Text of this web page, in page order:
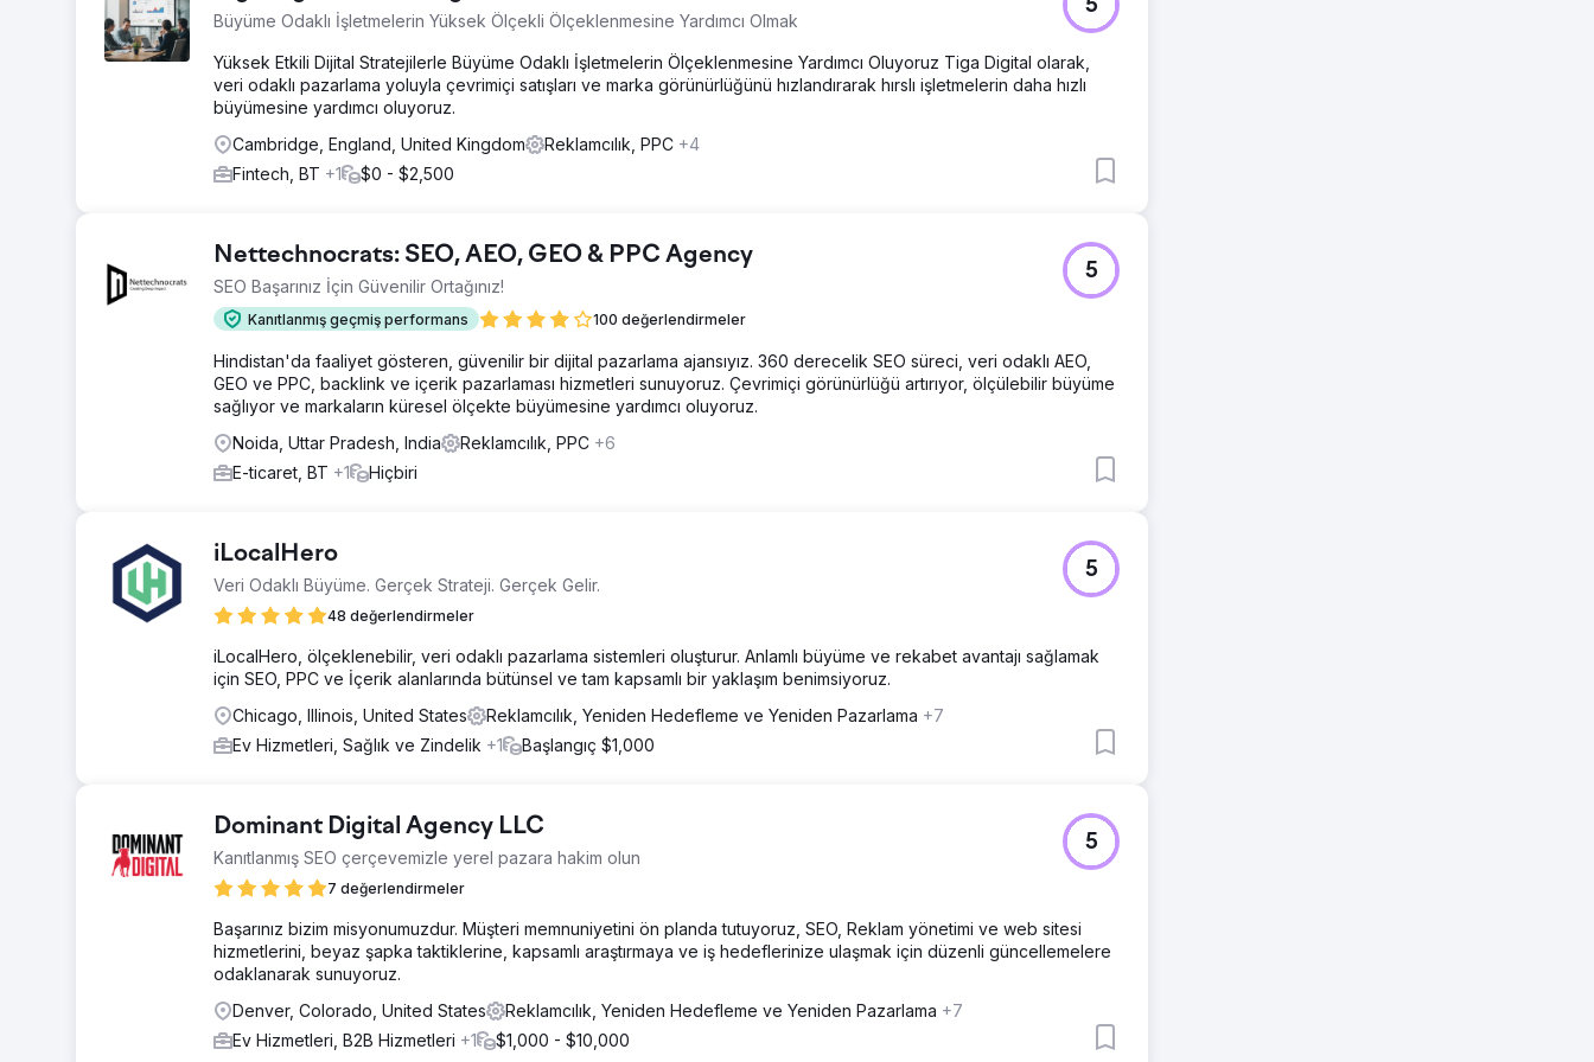
Büyüme Odaklı İşletmelerin Yüksek Ölçekli Ölçeklenmesine Yardımcı Olmak
5
Yüksek Etkili Dijital Stratejilerle Büyüme Odaklı İşletmelerin Ölçeklenmesine Yardımcı Oluyoruz Tiga Digital olarak,
veri odaklı pazarlama yoluyla çevrimiçi satışları ve marka görünürlüğünü hızlandırarak hırslı işletmelerin daha hızlı
büyümesine yardımcı oluyoruz.
Cambridge, England, United Kingdom
Reklamcılık, PPC +4
Fintech, BT +1 $0 - $2,500
Nettechnocrats: SEO, AEO, GEO & PPC Agency
SEO Başarınız İçin Güvenilir Ortağınız!
Kanıtlanmış geçmiş performans 100 değerlendirmeler
5
Hindistan'da faaliyet gösteren, güvenilir bir dijital pazarlama ajansıyız. 360 derecelik SEO süreci, veri odaklı AEO,
GEO ve PPC, backlink ve içerik pazarlaması hizmetleri sunuyoruz. Çevrimiçi görünürlüğü artırıyor, ölçülebilir büyüme
sağlıyor ve markaların küresel ölçekte büyümesine yardımcı oluyoruz.
Noida, Uttar Pradesh, India
Reklamcılık, PPC +6
E-ticaret, BT +1 Hiçbiri
iLocalHero
Veri Odaklı Büyüme. Gerçek Strateji. Gerçek Gelir.
48 değerlendirmeler
5
iLocalHero, ölçeklenebilir, veri odaklı pazarlama sistemleri oluşturur. Anlamlı büyüme ve rekabet avantajı sağlamak
için SEO, PPC ve İçerik alanlarında bütünsel ve tam kapsamlı bir yaklaşım benimsiyoruz.
Chicago, Illinois, United States
Reklamcılık, Yeniden Hedefleme ve Yeniden Pazarlama +7
Ev Hizmetleri, Sağlık ve Zindelik +1 Başlangıç $1,000
Dominant Digital Agency LLC
Kanıtlanmış SEO çerçevemizle yerel pazara hakim olun
7 değerlendirmeler
5
Başarınız bizim misyonumuzdur. Müşteri memnuniyetini ön planda tutuyoruz, SEO, Reklam yönetimi ve web sitesi
hizmetlerini, beyaz şapka taktiklerine, kapsamlı araştırmaya ve iş hedeflerinize ulaşmak için düzenli güncellemelere
odaklanarak sunuyoruz.
Denver, Colorado, United States
Reklamcılık, Yeniden Hedefleme ve Yeniden Pazarlama +7
Ev Hizmetleri, B2B Hizmetleri +1 $1,000 - $10,000